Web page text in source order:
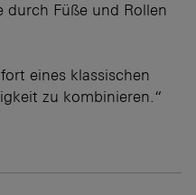
durch Füße und Rollen
eines klassischen
zu kombinieren.“